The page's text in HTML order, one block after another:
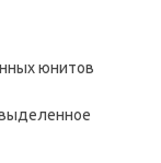
юнитов